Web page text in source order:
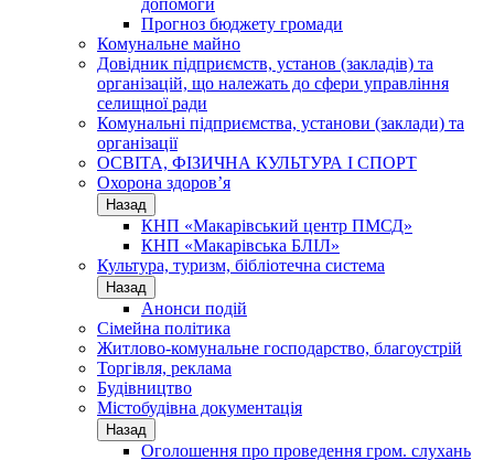
допомоги
Прогноз бюджету громади
Комунальне майно
Довідник підприємств, установ (закладів) та
організацій, що належать до сфери управління
селищної ради
Комунальні підприємства, установи (заклади) та
організації
ОСВІТА, ФІЗИЧНА КУЛЬТУРА І СПОРТ
Охорона здоров’я
Назад
КНП «Макарівський центр ПМСД»
КНП «Макарівська БЛІЛ»
Культура, туризм, бібліотечна система
Назад
Анонси подій
Сімейна політика
Житлово-комунальне господарство, благоустрій
Торгівля, реклама
Будівництво
Містобудівна документація
Назад
Оголошення про проведення гром. слухань